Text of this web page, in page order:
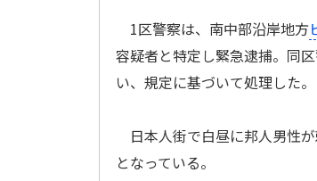
1区警察は、南中部沿岸地方
容疑者と特定し緊急逮捕。同
い、規定に基づいて処理した。
日本人街で白昼に邦人男性
となっている。